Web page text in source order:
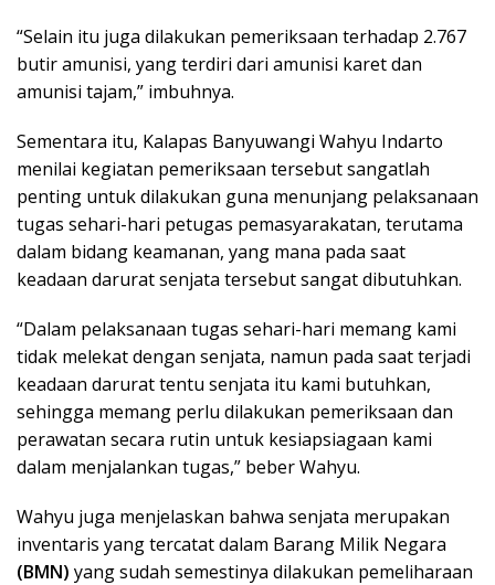
“Selain itu juga dilakukan pemeriksaan terhadap 2.767
butir amunisi, yang terdiri dari amunisi karet dan
amunisi tajam,” imbuhnya.
Sementara itu, Kalapas Banyuwangi Wahyu Indarto
menilai kegiatan pemeriksaan tersebut sangatlah
penting untuk dilakukan guna menunjang pelaksanaan
tugas sehari-hari petugas pemasyarakatan, terutama
dalam bidang keamanan, yang mana pada saat
keadaan darurat senjata tersebut sangat dibutuhkan.
“Dalam pelaksanaan tugas sehari-hari memang kami
tidak melekat dengan senjata, namun pada saat terjadi
keadaan darurat tentu senjata itu kami butuhkan,
sehingga memang perlu dilakukan pemeriksaan dan
perawatan secara rutin untuk kesiapsiagaan kami
dalam menjalankan tugas,” beber Wahyu.
Wahyu juga menjelaskan bahwa senjata merupakan
inventaris yang tercatat dalam Barang Milik Negara
(BMN) yang sudah semestinya dilakukan pemeliharaan